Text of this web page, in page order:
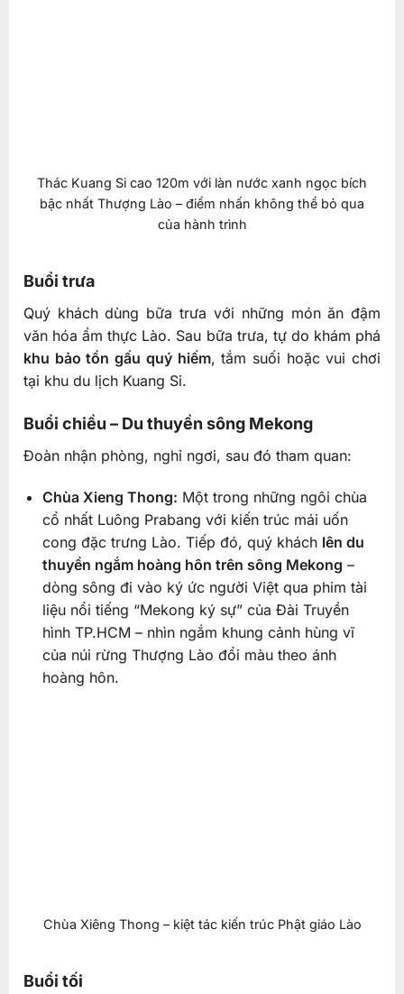
Thác Kuang Si cao 120m với làn nước xanh ngọc bích
bậc nhất Thượng Lào – điểm nhấn không thể bỏ qua
của hành trình
Buổi trưa
Quý khách dùng bữa trưa với những món ăn đậm
văn hóa ẩm thực Lào. Sau bữa trưa, tự do khám phá
khu bảo tồn gấu quý hiếm, tắm suối hoặc vui chơi
tại khu du lịch Kuang Si.
Buổi chiều – Du thuyền sông Mekong
Đoàn nhận phòng, nghỉ ngơi, sau đó tham quan:
Chùa Xieng Thong: Một trong những ngôi chùa
cổ nhất Luông Prabang với kiến trúc mái uốn
cong đặc trưng Lào. Tiếp đó, quý khách lên du
thuyền ngắm hoàng hôn trên sông Mekong –
dòng sông đi vào ký ức người Việt qua phim tài
liệu nổi tiếng “Mekong ký sự” của Đài Truyền
hình TP.HCM – nhìn ngắm khung cảnh hùng vĩ
của núi rừng Thượng Lào đổi màu theo ánh
hoàng hôn.
Chùa Xiêng Thong – kiệt tác kiến trúc Phật giáo Lào
Buổi tối